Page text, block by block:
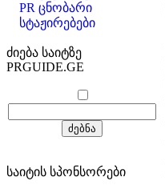
PR ცნობარი
სტაჟირებები
ძიება საიტზე
PRGUIDE.GE
საიტის სპონსორები